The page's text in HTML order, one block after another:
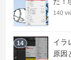
140
14
イラ
原因